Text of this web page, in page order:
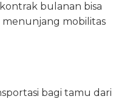
bulanan bisa
menunjang mobilitas
bagi tamu dari